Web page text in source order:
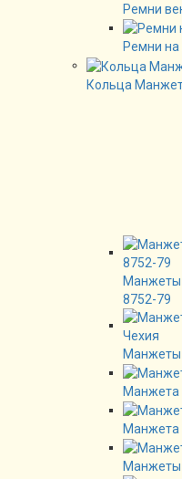
Ремни
Ремни на
Кольца
Манжеты
8752-79
Манжеты
Манжета
Манжета
Манжеты